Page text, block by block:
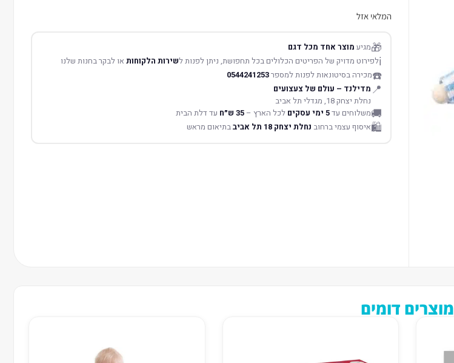
המלאי אזל
🎁מגיע מוצר אחד מכל דגם
ℹ️לפירוט מדויק של הפריטים הכלולים בכל תחפושת, ניתן לפנות לשירות הלקוחותאו לבקר בחנות שלנו
☎️מכירה בסיטונאות לפנות למספר0544241253
📍 מדילנד – עולם של צעצועים
נחלת יצחק 18, מגדלי תל אביב
🚚משלוחים עד5 ימי עסקים לכל הארץ –35 ש״ח עד דלת הבית
🛍️איסוף עצמי ברחוב נחלת יצחק 18 תל אביב בתיאום מראש
מוצרים דומים